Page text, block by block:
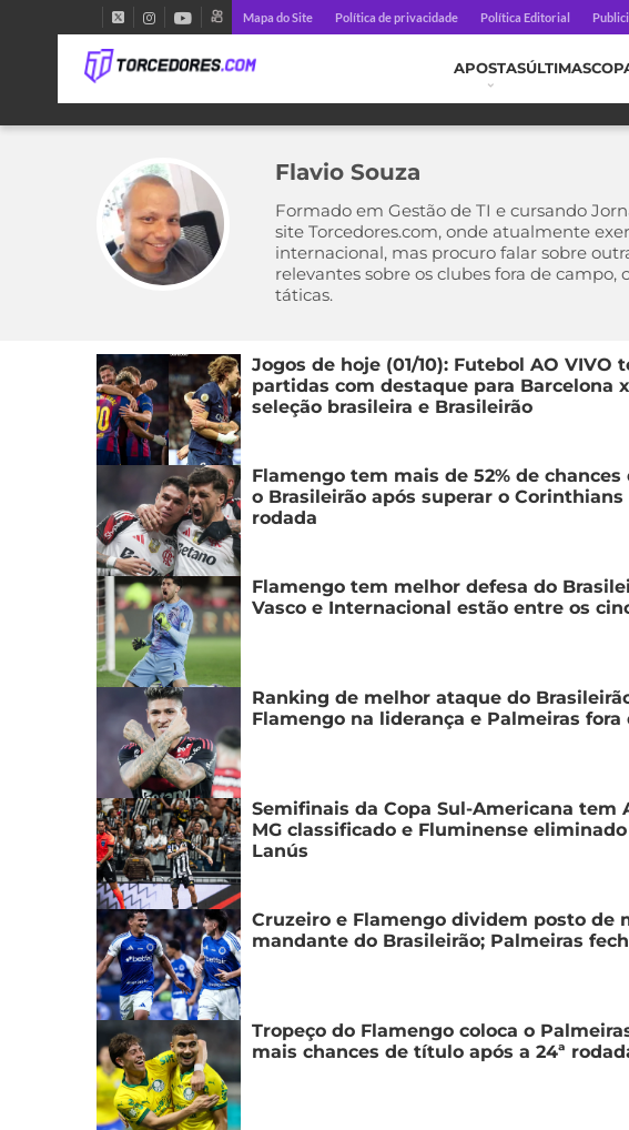
Mapa do Site Política de privacidade Política Editorial
APOSTASÚLTIMAS
Flavio Souza
Formado em Gestão de TI e cursando
site Torcedores.com, onde atualmente
internacional, mas procuro falar sobre
relevantes sobre os clubes fora de
táticas.
Jogos de hoje (01/10): Futebol AO VIVO
partidas com destaque para Barcelona x
seleção brasileira e Brasileirão
Flamengo tem mais de 52% de chances
o Brasileirão após superar o Corinthians
rodada
Flamengo tem melhor defesa do
Vasco e Internacional estão entre os
Ranking de melhor ataque do
Flamengo na liderança e Palmeiras fora
Semifinais da Copa Sul-Americana tem
MG classificado e Fluminense
Lanús
Cruzeiro e Flamengo dividem posto de
mandante do Brasileirão; Palmeiras
Tropeço do Flamengo coloca o
mais chances de título após a 24ª